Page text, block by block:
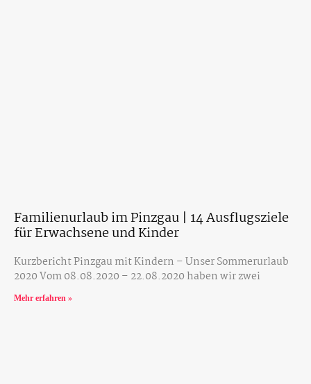
Familienurlaub im Pinzgau | 14 Ausflugsziele
für Erwachsene und Kinder
Kurzbericht Pinzgau mit Kindern – Unser Sommerurlaub
2020 Vom 08.08.2020 – 22.08.2020 haben wir zwei
Mehr erfahren »